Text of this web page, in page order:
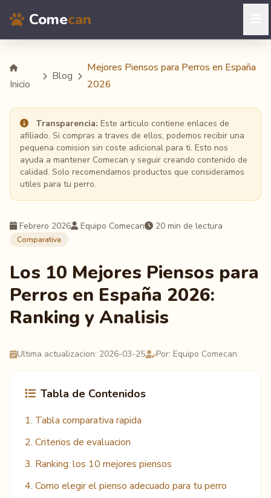
Comecan
Inicio
Blog
Mejores Piensos para Perros en España
2026
Transparencia: Este articulo contiene enlaces de
afiliado. Si compras a traves de ellos, podemos recibir una
pequena comision sin coste adicional para ti. Esto nos
ayuda a mantener Comecan y seguir creando contenido de
calidad. Solo recomendamos productos que consideramos
utiles para tu perro.
Febrero 2026 Equipo Comecan 20 min de lectura
Comparativa
Los 10 Mejores Piensos para
Perros en España 2026:
Ranking y Analisis
Ultima actualizacion: 2026-03-25 Por: Equipo Comecan
Tabla de Contenidos
1. Tabla comparativa rapida
2. Criterios de evaluacion
3. Ranking: los 10 mejores piensos
4. Como elegir el pienso adecuado para tu perro